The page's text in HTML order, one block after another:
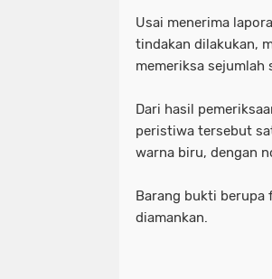
Usai menerima
tindakan dilakukan,
memeriksa sejumlah
Dari hasil
peristiwa tersebut
warna biru, dengan
Barang bukti berupa
diamankan.